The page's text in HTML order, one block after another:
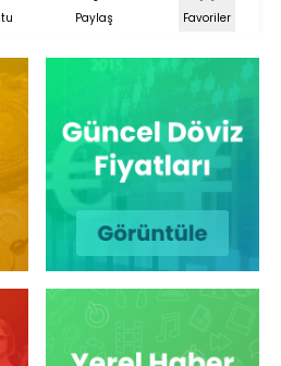
Paylaş Favoriler